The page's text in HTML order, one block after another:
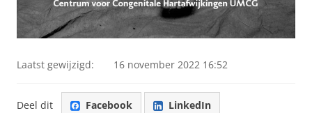
Laatst gewijzigd: 16 november 2022 16:52
Deel dit Facebook LinkedIn